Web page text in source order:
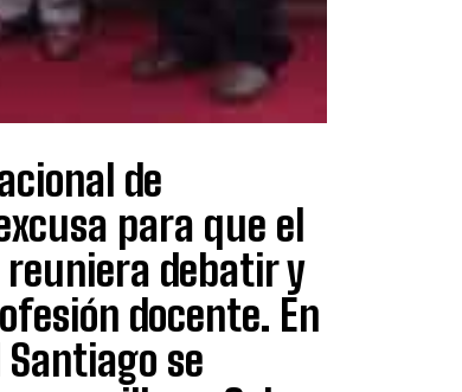
de
para que el
reuniera debatir y
docente. En
Santiago se